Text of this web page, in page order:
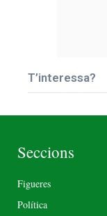
T’interessa?
Seccions
Figueres
Política